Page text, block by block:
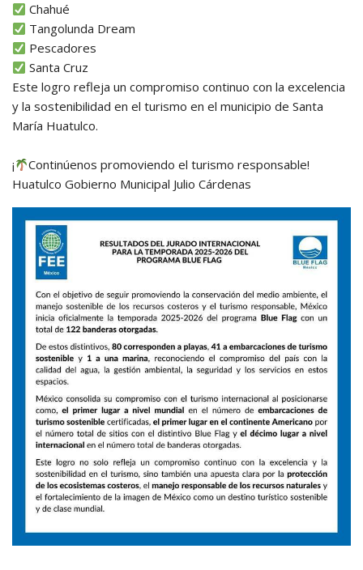
Chahué
Tangolunda Dream
Pescadores
Santa Cruz
Este logro refleja un compromiso continuo con la excelencia
y la sostenibilidad en el turismo en el municipio de Santa
María Huatulco.
¡
Continúenos promoviendo el turismo responsable!
Huatulco Gobierno Municipal Julio Cárdenas